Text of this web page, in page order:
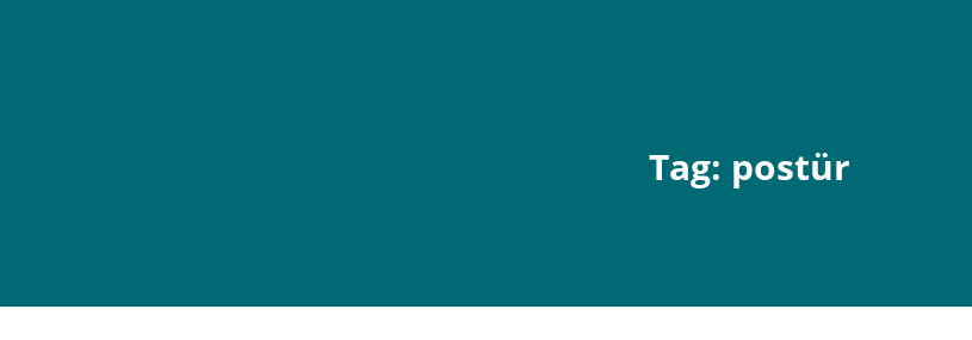
Tag: postür